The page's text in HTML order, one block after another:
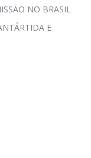
NO BRASIL
E